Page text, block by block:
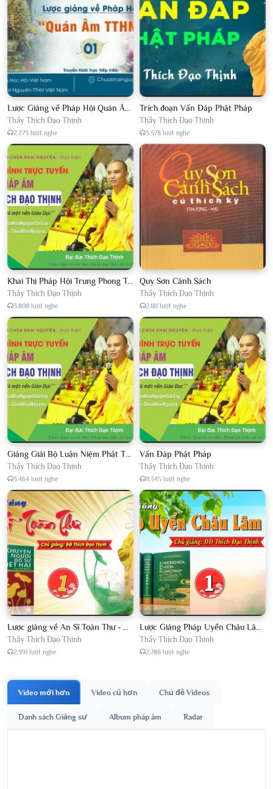
Lược Giảng về Pháp Hội Quán Âm TTHN lần 2
Thầy Thích Đạo Thịnh
2.273 lượt nghe
Trích đoạn Vấn Đáp Phật Pháp
Thầy Thích Đạo Thịnh
3.378 lượt nghe
Khai Thị Pháp Hội Trung Phong Tam Thời Hệ Niệm
Thầy Thích Đạo Thịnh
3.808 lượt nghe
Quy Sơn Cảnh Sách
Thầy Thích Đạo Thịnh
2.181 lượt nghe
Giảng Giải Bộ Luận Niệm Phật Thập Yếu Năm 2018
Thầy Thích Đạo Thịnh
3.464 lượt nghe
Vấn Đáp Phật Pháp
Thầy Thích Đạo Thịnh
11.345 lượt nghe
Lược giảng về An Sĩ Toàn Thư - Chủ giảng Đại Đức Thích Đạo Thịnh
Thầy Thích Đạo Thịnh
2.991 lượt nghe
Lược Giảng Pháp Uyển Châu Lâm, Chủ giảng Đại Đức Thích Đạo Thịnh
Thầy Thích Đạo Thịnh
2.786 lượt nghe
Video mới hơn Video cũ hơn Chủ đề Videos
Danh sách Giảng sư Album pháp âm Radar